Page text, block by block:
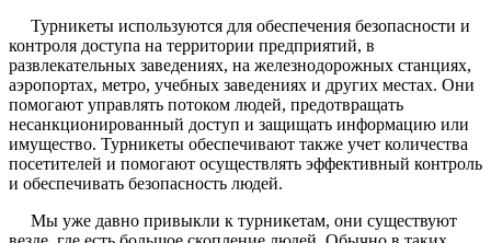
Турникеты используются для обеспечения безопасности и
контроля доступа на территории предприятий, в
развлекательных заведениях, на железнодорожных станциях,
аэропортах, метро, учебных заведениях и других местах. Они
помогают управлять потоком людей, предотвращать
несанкционированный доступ и защищать информацию или
имущество. Турникеты обеспечивают также учет количества
посетителей и помогают осуществлять эффективный контроль
и обеспечивать безопасность людей.
Мы уже давно привыкли к турникетам, они существуют